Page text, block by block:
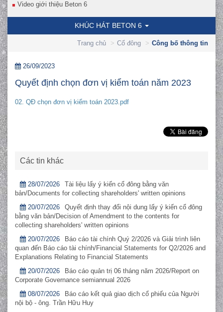
Video giới thiệu Beton 6
KHÚC HÁT BETON 6
Trang chủ Cổ đông Công bố thông tin
26/09/2023
Quyết định chọn đơn vị kiểm toán năm 2023
02. QĐ chọn đơn vị kiểm toán 2023.pdf
Các tin khác
28/07/2026
Tài liệu lấy ý kiến cổ đông bằng văn
bản/Documents for collecting shareholders' written opinions
20/07/2026
Quyết định thay đổi nội dung lấy ý kiến cổ đông
bằng văn bản/Decision of Amendment to the contents for
collecting shareholders' written opinions
20/07/2026
Báo cáo tài chính Quý 2/2026 và Giải trình liên
quan đến Báo cáo tài chính/Financial Statements for Q2/2026 and
Explanations Relating to Financial Statements
20/07/2026
Báo cáo quản trị 06 tháng năm 2026/Report on
Corporate Governance semiannual 2026
08/07/2026
Báo cáo kết quả giao dịch cổ phiếu của Người
nội bộ - ông. Trần Hữu Huy